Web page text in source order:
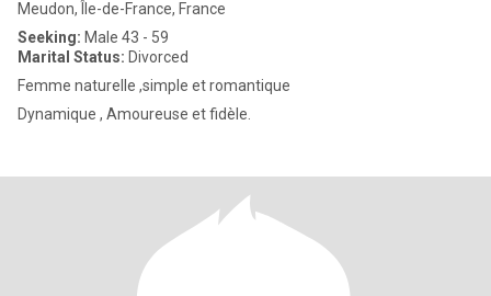
Meudon, Île-de-France, France
Seeking: Male 43 - 59
Marital Status: Divorced
Femme naturelle ,simple et romantique
Dynamique , Amoureuse et fidèle.